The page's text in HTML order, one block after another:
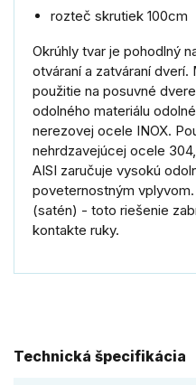
rozteč skrutiek 100cm
Okrúhly tvar je pohodlný
otváraní a zatváraní dverí.
použitie na posuvné
odolného materiálu
nerezovej ocele INOX.
nehrdzavejúcej ocele
AISI zaručuje vysokú
poveternostným
(satén) - toto riešenie
kontakte ruky.
Technická špecifikácia